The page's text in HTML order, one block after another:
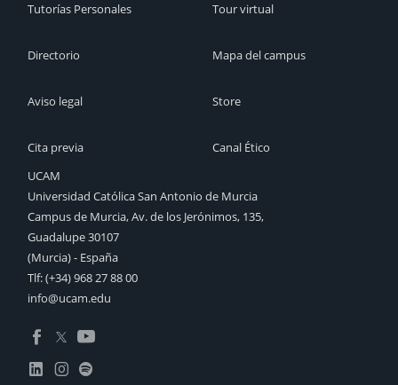
Tutorías Personales
Directorio
Aviso legal
Cita previa
Tour virtual
Mapa del campus
Store
Canal Ético
UCAM
Universidad Católica San Antonio de Murcia
Campus de Murcia, Av. de los Jerónimos, 135,
Guadalupe 30107
(Murcia) - España
Tlf:(+34) 968 27 88 00
info@ucam.edu